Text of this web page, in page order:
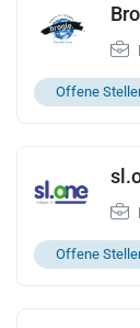
Offene
Offene